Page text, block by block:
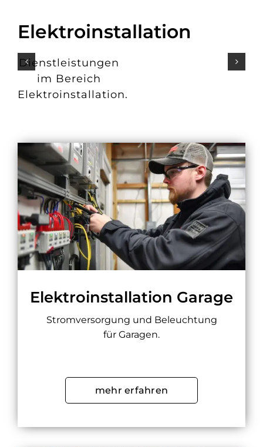
Elektroinstallation
Dienstleistungen
im Bereich
Elektroinstallation.
Elektroinstallation Garage
Stromversorgung und Beleuchtung
für Garagen.
mehr erfahren